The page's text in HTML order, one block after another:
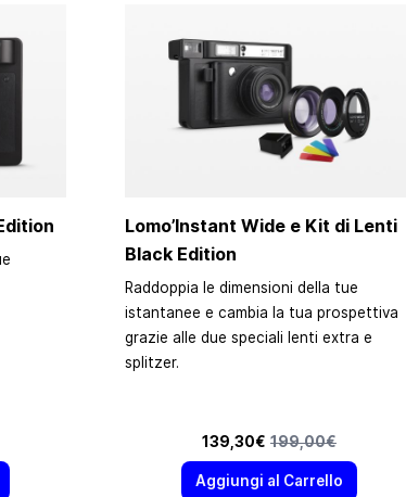
Lomo’Instant Wide e Kit di Lenti
Black Edition
Raddoppia le dimensioni della tue
istantanee e cambia la tua prospettiva
grazie alle due speciali lenti extra e
splitzer.
Prezzo speciale
139,30€ Prezzo predefinito
199,00€
Aggiungi al Carrello